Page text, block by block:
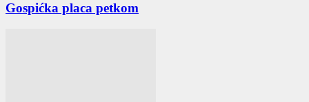
Gospićka placa petkom